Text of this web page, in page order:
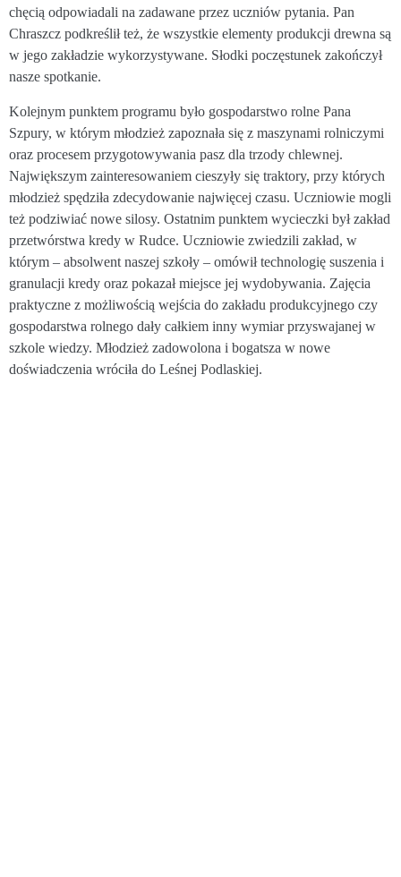
chęcią odpowiadali na zadawane przez uczniów pytania. Pan
Chraszcz podkreślił też, że wszystkie elementy produkcji drewna są
w jego zakładzie wykorzystywane. Słodki poczęstunek zakończył
nasze spotkanie.
Kolejnym punktem programu było gospodarstwo rolne Pana
Szpury, w którym młodzież zapoznała się z maszynami rolniczymi
oraz procesem przygotowywania pasz dla trzody chlewnej.
Największym zainteresowaniem cieszyły się traktory, przy których
młodzież spędziła zdecydowanie najwięcej czasu. Uczniowie mogli
też podziwiać nowe silosy. Ostatnim punktem wycieczki był zakład
przetwórstwa kredy w Rudce. Uczniowie zwiedzili zakład, w
którym – absolwent naszej szkoły – omówił technologię suszenia i
granulacji kredy oraz pokazał miejsce jej wydobywania. Zajęcia
praktyczne z możliwością wejścia do zakładu produkcyjnego czy
gospodarstwa rolnego dały całkiem inny wymiar przyswajanej w
szkole wiedzy. Młodzież zadowolona i bogatsza w nowe
doświadczenia wróciła do Leśnej Podlaskiej.